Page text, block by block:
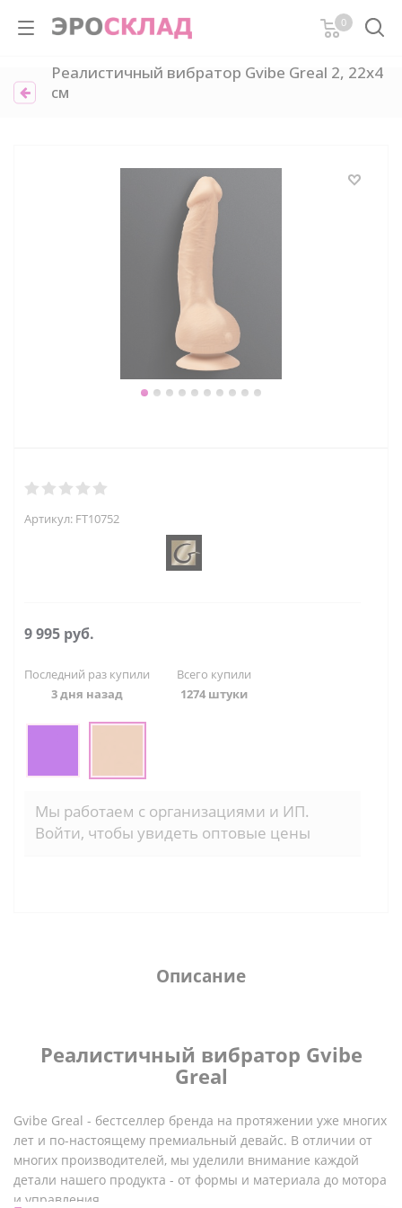
0
Реалистичный вибратор Gvibe Greal 2, 22х4
см
Артикул: FT10752
9 995 руб.
Последний раз купили
3 дня назад
Всего купили
1274 штуки
Мы работаем с организациями и ИП.
Войти, чтобы увидеть оптовые цены
Описание
Реалистичный вибратор Gvibe
Greal
Gvibe Greal - бестселлер бренда на протяжении уже многих
лет и по-настоящему премиальный девайс. В отличии от
многих производителей, мы уделили внимание каждой
детали нашего продукта - от формы и материала до мотора
и управления.